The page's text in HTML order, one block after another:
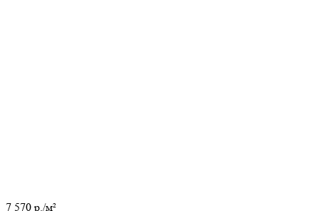
7 570 р./м²